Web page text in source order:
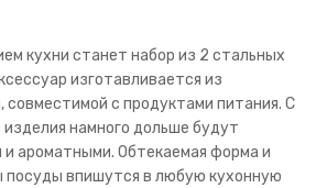
кухни станет набор из 2 стальных
изготавливается из
с продуктами питания. С
намного дольше будут
ароматными. Обтекаемая форма и
посуды впишутся в любую кухонную